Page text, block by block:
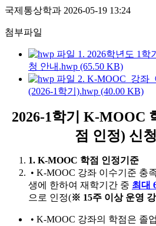
국제통상학과 2026-05-19 13:24
첨부파일
1. 2026학년도 1학
청 안내.hwp (65.50 KB)
2. K-MOOC_강좌
(2026-1학기).hwp (40.00 KB)
2026-1학기 K-MOOC
점 인정) 신
1. K-MOOC 학점 인정기준
• K-MOOC 강좌 이수기준 충
생에 한하여 재학기간 중 최대
으로 인정(※ 15주 이상 운영
• K-MOOC 강좌의 학점은 졸